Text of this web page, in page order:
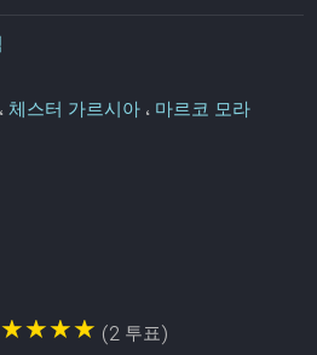
،체스터 가르시아، 마르코 모라
(2 투표)